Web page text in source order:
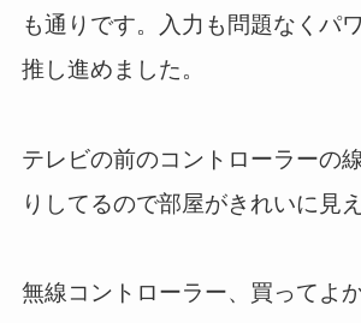
も通りです。入力も問題なくパ
推し進めました。
テレビの前のコントローラーの
りしてるので部屋がきれいに見え
無線コントローラー、買ってよ